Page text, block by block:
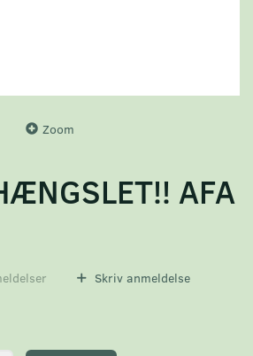
Zoom
AFA
Skriv anmeldelse